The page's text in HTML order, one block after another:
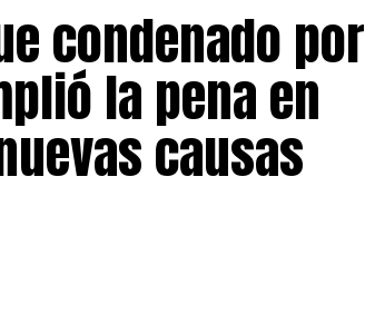
condenado por
la pena en
causas